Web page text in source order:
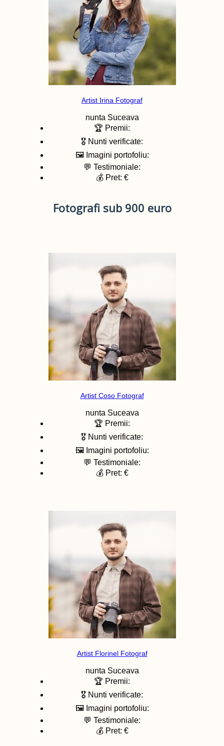
Artist Irina Fotograf
nunta Suceava
🏆 Premii:
🎖️ Nunti verificate:
🖼️ Imagini portofoliu:
💬 Testimoniale:
💰 Pret: €
Fotografi sub 900 euro
Artist Coso Fotograf
nunta Suceava
🏆 Premii:
🎖️ Nunti verificate:
🖼️ Imagini portofoliu:
💬 Testimoniale:
💰 Pret: €
Artist Florinel Fotograf
nunta Suceava
🏆 Premii:
🎖️ Nunti verificate:
🖼️ Imagini portofoliu:
💬 Testimoniale:
💰 Pret: €